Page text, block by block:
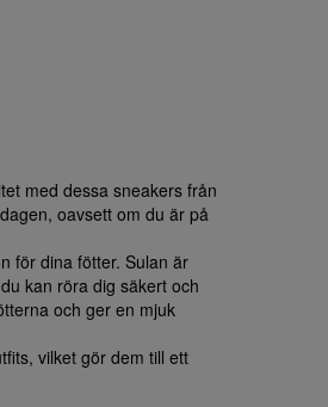
med dessa sneakers från
oavsett om du är på
för dina fötter. Sulan är
kan röra dig säkert och
och ger en mjuk
vilket gör dem till ett